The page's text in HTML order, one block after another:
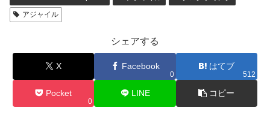
アジャイル
シェアする
X Facebook
0
はてブ
512
Pocket
0
LINE コピー